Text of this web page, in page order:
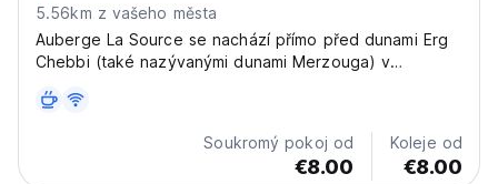
5.56km z vašeho města
Auberge La Source se nachází přímo před dunami Erg
Chebbi (také nazývanými dunami Merzouga) v
celý rok poměrně horké....
Soukromý pokoj od
€8.00
Koleje od
€8.00